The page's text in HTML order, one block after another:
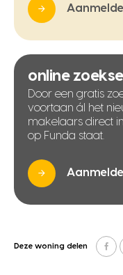
online
Door een gratis
voortaan ál het
makelaars direct
op Funda staat.
Deze woning delen